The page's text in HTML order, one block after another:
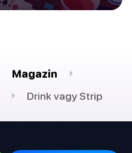
Magazin
Drink vagy Strip